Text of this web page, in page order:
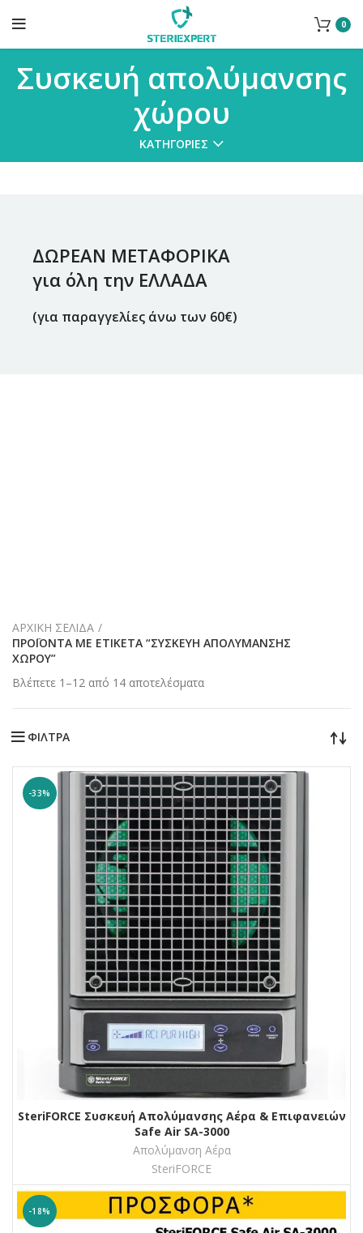
0
Συσκευή απολύμανσης
χώρου
ΚΑΤΗΓΟΡΊΕΣ
ΔΩΡΕΑΝ ΜΕΤΑΦΟΡΙΚΑ
για όλη την ΕΛΛΑΔΑ
(για παραγγελίες άνω των 60€)
ΑΡΧΙΚΉ ΣΕΛΊΔΑ
ΠΡΟΪΌΝΤΑ ΜΕ ΕΤΙΚΈΤΑ “ΣΥΣΚΕΥΉ ΑΠΟΛΎΜΑΝΣΗΣ
ΧΏΡΟΥ”
Βλέπετε 1–12 από 14 αποτελέσματα
ΦΙΛΤΡΑ
-33%
SteriFORCE Συσκευή Απολύμανσης Αέρα & Επιφανειών
Safe Air SA-3000
Απολύμανση Αέρα
SteriFORCE
-18%